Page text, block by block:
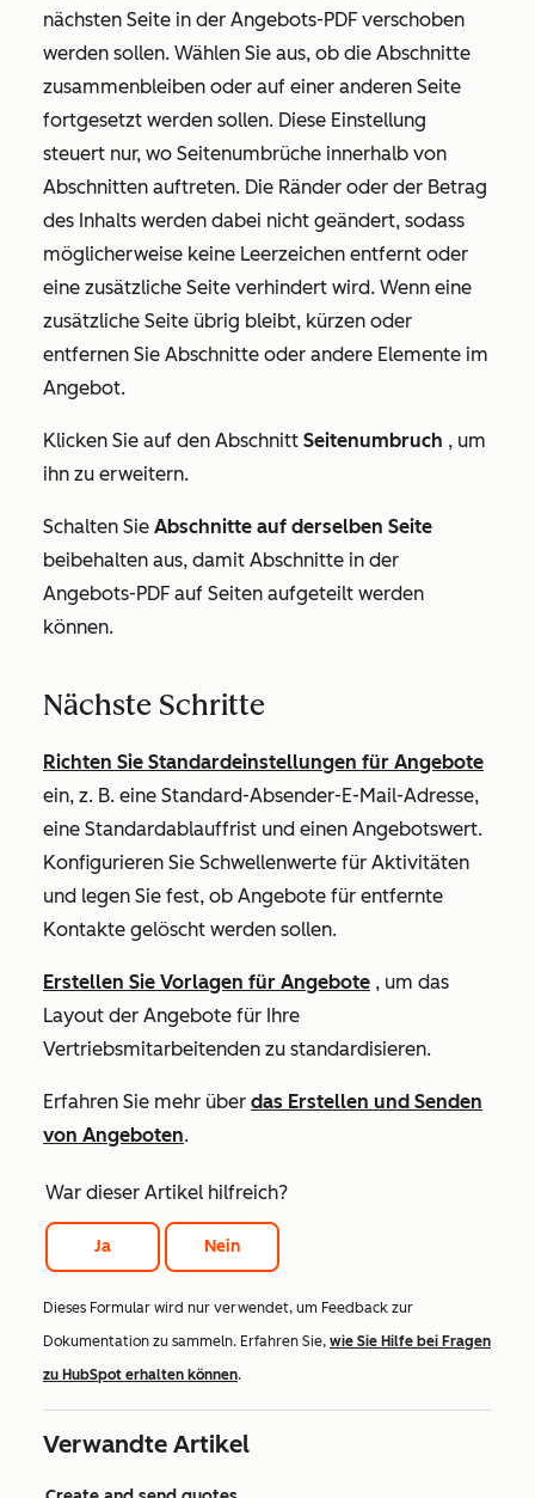
nächsten Seite in der Angebots-PDF verschoben
werden sollen. Wählen Sie aus, ob die Abschnitte
zusammenbleiben oder auf einer anderen Seite
fortgesetzt werden sollen. Diese Einstellung
steuert nur, wo Seitenumbrüche innerhalb von
Abschnitten auftreten. Die Ränder oder der Betrag
des Inhalts werden dabei nicht geändert, sodass
möglicherweise keine Leerzeichen entfernt oder
eine zusätzliche Seite verhindert wird. Wenn eine
zusätzliche Seite übrig bleibt, kürzen oder
entfernen Sie Abschnitte oder andere Elemente im
Angebot.
Klicken Sie auf den Abschnitt Seitenumbruch , um
ihn zu erweitern.
Schalten Sie Abschnitte auf derselben Seite
beibehalten aus, damit Abschnitte in der
Angebots-PDF auf Seiten aufgeteilt werden
können.
Nächste Schritte
Richten Sie Standardeinstellungen für Angebote
ein, z. B. eine Standard-Absender-E-Mail-Adresse,
eine Standardablauffrist und einen Angebotswert.
Konfigurieren Sie Schwellenwerte für Aktivitäten
und legen Sie fest, ob Angebote für entfernte
Kontakte gelöscht werden sollen.
Erstellen Sie Vorlagen für Angebote , um das
Layout der Angebote für Ihre
Vertriebsmitarbeitenden zu standardisieren.
Erfahren Sie mehr über das Erstellen und Senden
von Angeboten.
War dieser Artikel hilfreich?
Ja Nein
Dieses Formular wird nur verwendet, um Feedback zur
Dokumentation zu sammeln. Erfahren Sie, wie Sie Hilfe bei Fragen
zu HubSpot erhalten können.
Verwandte Artikel